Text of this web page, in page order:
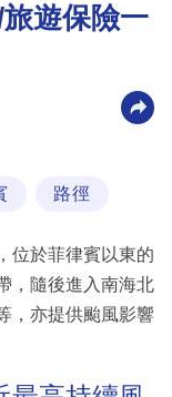
遊保險一
路徑
位於菲律賓以東的
，隨後進入南海北
，亦提供颱風影響